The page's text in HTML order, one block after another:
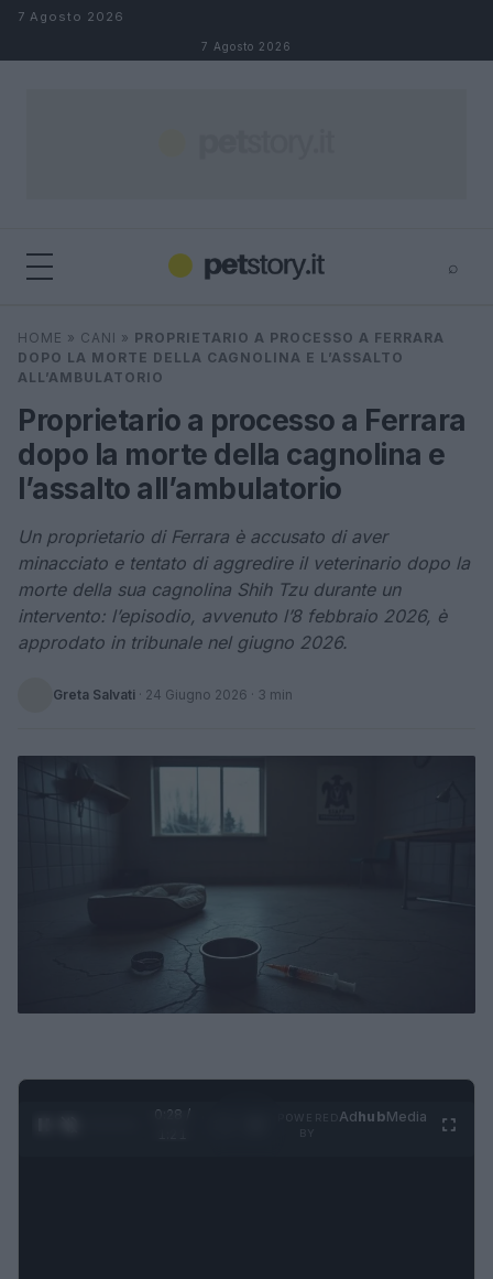
Salta al contenuto
7 Agosto 2026
7 Agosto 2026
⌕
Cerca ⌕
HOME » CANI » PROPRIETARIO A PROCESSO A FERRARA
DOPO LA MORTE DELLA CAGNOLINA E L’ASSALTO
ALL’AMBULATORIO
Proprietario a processo a Ferrara
dopo la morte della cagnolina e
l’assalto all’ambulatorio
Un proprietario di Ferrara è accusato di aver
minacciato e tentato di aggredire il veterinario dopo la
morte della sua cagnolina Shih Tzu durante un
intervento: l’episodio, avvenuto l’8 febbraio 2026, è
approdato in tribunale nel giugno 2026.
Greta Salvati · 24 Giugno 2026 · 3 min
0:29 /
AdhubMedia